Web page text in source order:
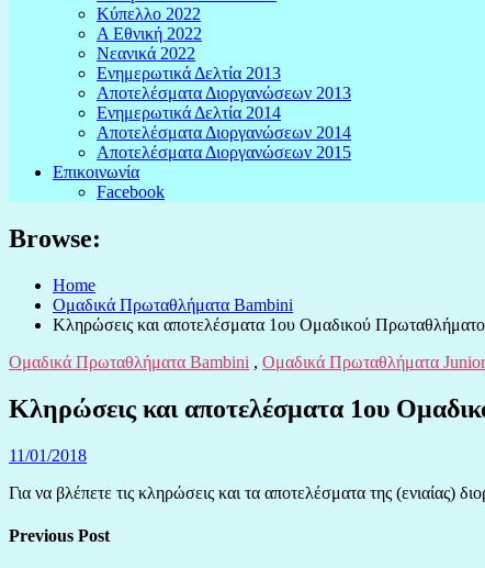
Κύπελλο 2022
Α Εθνική 2022
Νεανικά 2022
Ενημερωτικά Δελτία 2013
Αποτελέσματα Διοργανώσεων 2013
Ενημερωτικά Δελτία 2014
Αποτελέσματα Διοργανώσεων 2014
Αποτελέσματα Διοργανώσεων 2015
Επικοινωνία
Facebook
Browse:
Home
Ομαδικά Πρωταθλήματα Bambini
Κληρώσεις και αποτελέσματα 1ου Ομαδικού
Ομαδικά Πρωταθλήματα Bambini , Ομαδικά Πρωταθλήματα Junior
Κληρώσεις και αποτελέσματα 1ου
11/01/2018
Για να βλέπετε τις κληρώσεις και τα αποτελέσματα της
Previous Post